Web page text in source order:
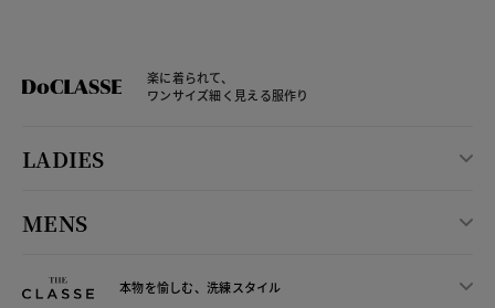
楽に着られて、
ワンサイズ細く見える服作り
LADIES
MENS
本物を愉しむ、洗練スタイル